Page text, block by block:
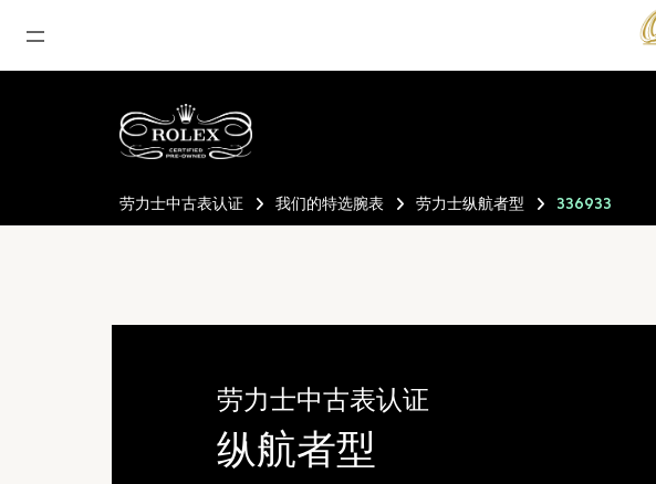
最新消息
公司动态
劳力士中古表认证
店铺位置
劳力士中古表认证 我们的特选腕表 劳力士纵航者型 336933
劳力士中古表认证
纵航者型